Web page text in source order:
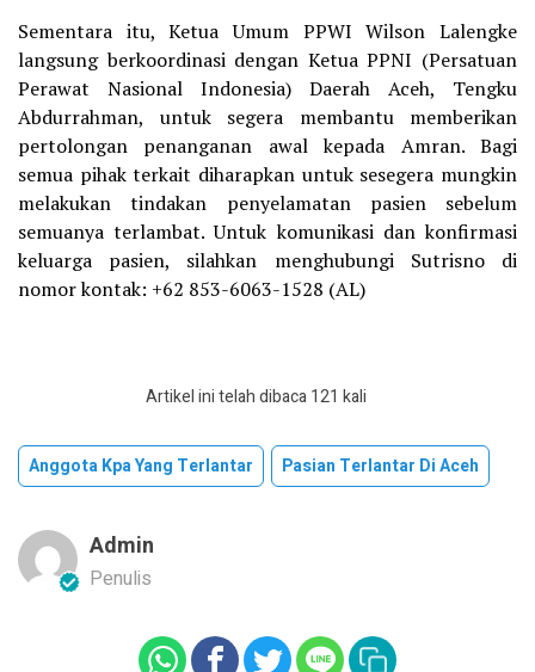
Sementara itu, Ketua Umum PPWI Wilson Lalengke
langsung berkoordinasi dengan Ketua PPNI (Persatuan
Perawat Nasional Indonesia) Daerah Aceh, Tengku
Abdurrahman, untuk segera membantu memberikan
pertolongan penanganan awal kepada Amran. Bagi
semua pihak terkait diharapkan untuk sesegera mungkin
melakukan tindakan penyelamatan pasien sebelum
semuanya terlambat. Untuk komunikasi dan konfirmasi
keluarga pasien, silahkan menghubungi Sutrisno di
nomor kontak: +62 853-6063-1528 (AL)
Artikel ini telah dibaca 121 kali
Anggota Kpa Yang Terlantar Pasian Terlantar Di Aceh
Admin
Penulis